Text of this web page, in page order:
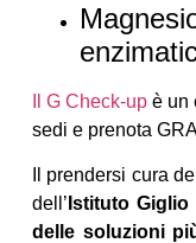
Il G Check-up è un
sedi e prenota
Il prendersi cura
dell’ Istituto
delle soluzioni